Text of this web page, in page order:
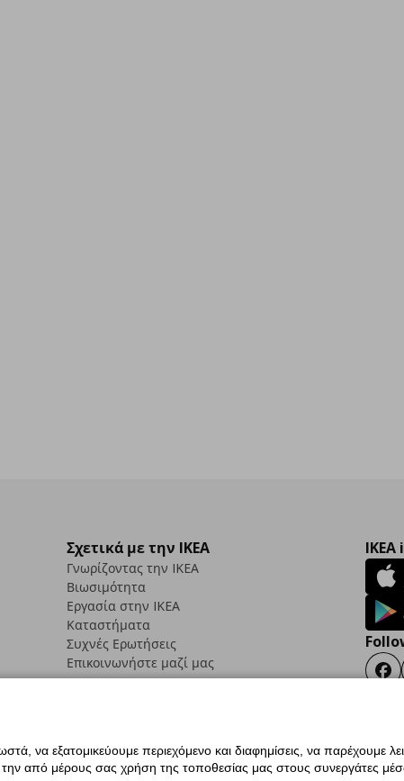
Σχετικά με την IKEA
Γνωρίζοντας την IKEA
Βιωσιμότητα
Εργασία στην IKEA
Καταστήματα
Συχνές Ερωτήσεις
Επικοινωνήστε μαζί μας
προσβασιμότηταςΈντυπο Επιστροφής / Ακύρωσης Ρυθμίσεις cookiesΌροι
να εξατομικεύουμε περιεχόμενο και διαφημίσεις, να παρέχουμε
από μέρους σας χρήση της τοποθεσίας μας στους συνεργάτες